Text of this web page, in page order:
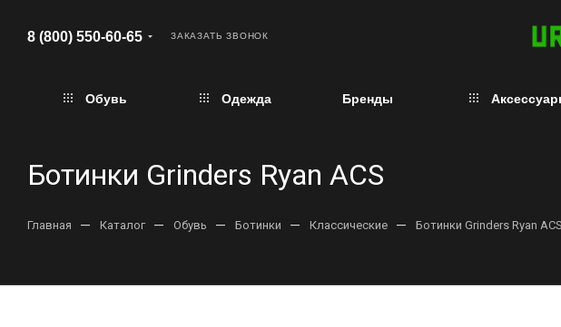
8 (800) 550-60-65 ЗАКАЗАТЬ ЗВОНОК
Обувь Одежда Бренды
Ботинки Grinders Ryan ACS
Главная — Каталог — Обувь — Ботинки — Классические — Ботинки Grinders Ryan ACS